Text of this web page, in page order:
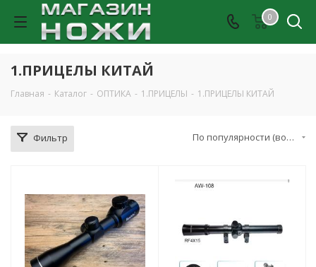
0
1.ПРИЦЕЛЫ КИТАЙ
Главная - Каталог - ОПТИКА - 1.ПРИЦЕЛЫ - 1.ПРИЦЕЛЫ КИТАЙ
Фильтр По популярности (возрастание)